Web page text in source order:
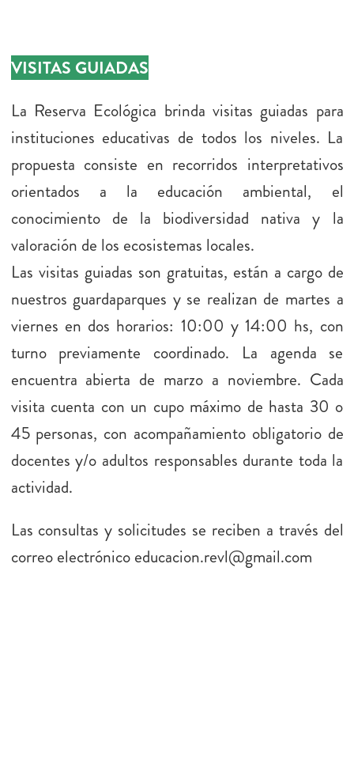
VISITAS GUIADAS
La Reserva Ecológica brinda visitas guiadas para
instituciones educativas de todos los niveles. La
propuesta consiste en recorridos interpretativos
orientados a la educación ambiental, el
conocimiento de la biodiversidad nativa y la
valoración de los ecosistemas locales.
Las visitas guiadas son gratuitas, están a cargo de
nuestros guardaparques y se realizan de martes a
viernes en dos horarios: 10:00 y 14:00 hs, con
turno previamente coordinado. La agenda se
encuentra abierta de marzo a noviembre. Cada
visita cuenta con un cupo máximo de hasta 30 o
45 personas, con acompañamiento obligatorio de
docentes y/o adultos responsables durante toda la
actividad.
Las consultas y solicitudes se reciben a través del
correo electrónico educacion.revl@gmail.com